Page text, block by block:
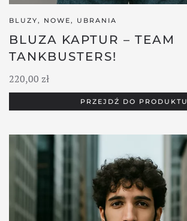
BLUZY, NOWE, UBRANIA
BLUZA KAPTUR – TEAM
TANKBUSTERS!
220,00 zł
PRZEJDŹ DO PRODUKTU